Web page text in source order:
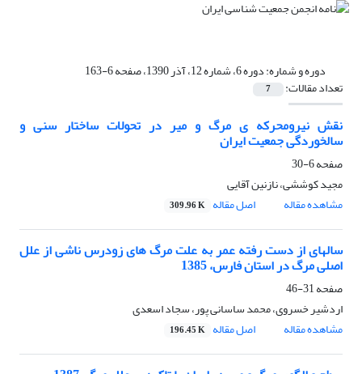
دوره و شماره:دوره 6، شماره 12، آذر 1390، صفحه 6-163
تعداد مقالات: 7
نقش نیرومحرکه ی مرگ و میر در تحولات ساختار سنی و
سالخوردگی جمعیت ایران
صفحه6-30
مجید کوششی، نازنین آقایی
مشاهده مقاله
اصل مقاله 309.96 K
سالهای از دست رفته عمر به علت مرگ های زودرس ناشی از علل
اصلی مرگ در استان فارس، 1385
صفحه31-46
اردشیر خسروی، محمد ساسانی پور، سجاد اسعدی
مشاهده مقاله
اصل مقاله 196.45 K